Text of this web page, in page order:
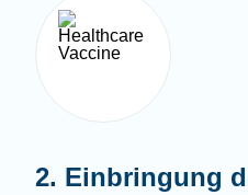
2. Einbringung